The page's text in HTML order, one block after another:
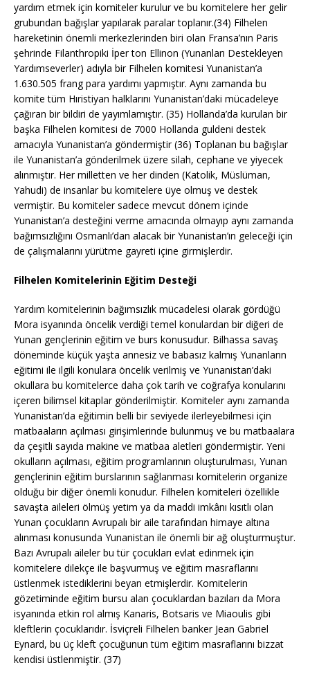
yardım etmek için komiteler kurulur ve bu komitelere her gelir
grubundan bağışlar yapılarak paralar toplanır.(34) Filhelen
hareketinin önemli merkezlerinden biri olan Fransa’nın Paris
şehrinde Filanthropiki İper ton Ellinon (Yunanları Destekleyen
Yardımseverler) adıyla bir Filhelen komitesi Yunanistan’a
1.630.505 frang para yardımı yapmıştır. Aynı zamanda bu
komite tüm Hıristiyan halklarını Yunanistan’daki mücadeleye
çağıran bir bildiri de yayımlamıştır. (35) Hollanda’da kurulan bir
başka Filhelen komitesi de 7000 Hollanda guldeni destek
amacıyla Yunanistan’a göndermiştir (36) Toplanan bu bağışlar
ile Yunanistan’a gönderilmek üzere silah, cephane ve yiyecek
alınmıştır. Her milletten ve her dinden (Katolik, Müslüman,
Yahudi) de insanlar bu komitelere üye olmuş ve destek
vermiştir. Bu komiteler sadece mevcut dönem içinde
Yunanistan’a desteğini verme amacında olmayıp aynı zamanda
bağımsızlığını Osmanlı’dan alacak bir Yunanistan’ın geleceği için
de çalışmalarını yürütme gayreti içine girmişlerdir.
Filhelen Komitelerinin Eğitim Desteği
Yardım komitelerinin bağımsızlık mücadelesi olarak gördüğü
Mora isyanında öncelik verdiği temel konulardan bir diğeri de
Yunan gençlerinin eğitim ve burs konusudur. Bilhassa savaş
döneminde küçük yaşta annesiz ve babasız kalmış Yunanların
eğitimi ile ilgili konulara öncelik verilmiş ve Yunanistan’daki
okullara bu komitelerce daha çok tarih ve coğrafya konularını
içeren bilimsel kitaplar gönderilmiştir. Komiteler aynı zamanda
Yunanistan’da eğitimin belli bir seviyede ilerleyebilmesi için
matbaaların açılması girişimlerinde bulunmuş ve bu matbaalara
da çeşitli sayıda makine ve matbaa aletleri göndermiştir. Yeni
okulların açılması, eğitim programlarının oluşturulması, Yunan
gençlerinin eğitim burslarının sağlanması komitelerin organize
olduğu bir diğer önemli konudur. Filhelen komiteleri özellikle
savaşta aileleri ölmüş yetim ya da maddi imkânı kısıtlı olan
Yunan çocukların Avrupalı bir aile tarafından himaye altına
alınması konusunda Yunanistan ile önemli bir ağ oluşturmuştur.
Bazı Avrupalı aileler bu tür çocukları evlat edinmek için
komitelere dilekçe ile başvurmuş ve eğitim masraflarını
üstlenmek istediklerini beyan etmişlerdir. Komitelerin
gözetiminde eğitim bursu alan çocuklardan bazıları da Mora
isyanında etkin rol almış Kanaris, Botsaris ve Miaoulis gibi
kleftlerin çocuklarıdır. İsviçreli Filhelen banker Jean Gabriel
Eynard, bu üç kleft çocuğunun tüm eğitim masraflarını bizzat
kendisi üstlenmiştir. (37)